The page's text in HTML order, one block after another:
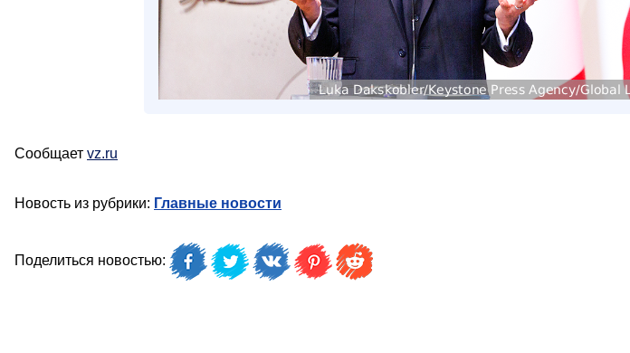
Сообщает vz.ru
Новость из рубрики: Главные новости
Поделиться новостью: